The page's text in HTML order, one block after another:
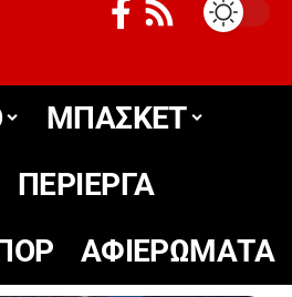
ΜΠΑΣΚΕΤ
ΠΕΡΙΕΡΓΑ
ΑΦΙΕΡΩΜΑΤΑ